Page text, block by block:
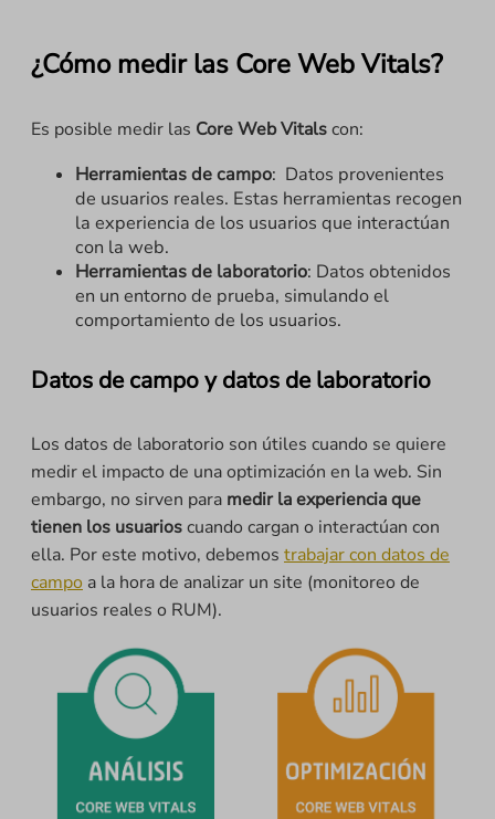
¿Cómo medir las Core Web Vitals?
Es posible medir las Core Web Vitalscon:
Herramientas de campo: Datos provenientes
de usuarios reales. Estas herramientas recogen
la experiencia de los usuarios que interactúan
con la web.
Herramientas de laboratorio: Datos obtenidos
en un entorno de prueba, simulando el
comportamiento de los usuarios.
Datos de campo y datos de laboratorio
Los datos de laboratorio son útiles cuando se quiere
medir el impacto de una optimización en la web. Sin
embargo, no sirven para medir la experiencia que
tienen los usuarioscuando cargan o interactúan con
ella. Por este motivo, debemos trabajar con datos de
campo a la hora de analizar un site (monitoreo de
usuarios reales o RUM).